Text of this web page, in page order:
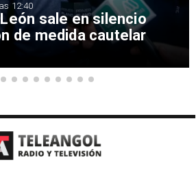
sale en silencio
de medida cautelar
12:40